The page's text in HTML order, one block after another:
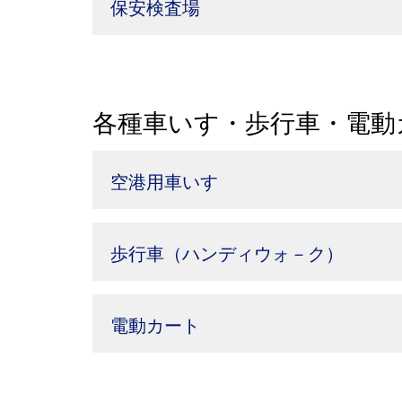
保安検査場
各種車いす・歩行車・電
空港用車いす
歩行車（ハンディウォ－ク）
電動カート